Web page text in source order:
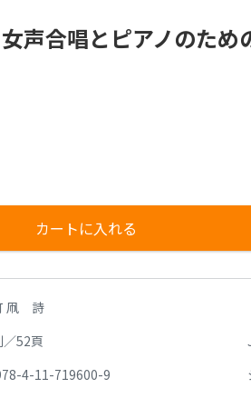
声合唱とピアノのた
カートに入れる
凧 詩
52頁
4-11-719600-9